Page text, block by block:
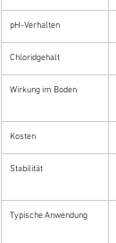
pH-Verhalten
Chloridgehalt
Wirkung im Boden
Kosten
Stabilität
Typische Anwendung